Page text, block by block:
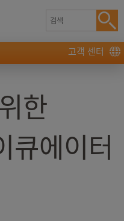
고객 센터
한
에이터